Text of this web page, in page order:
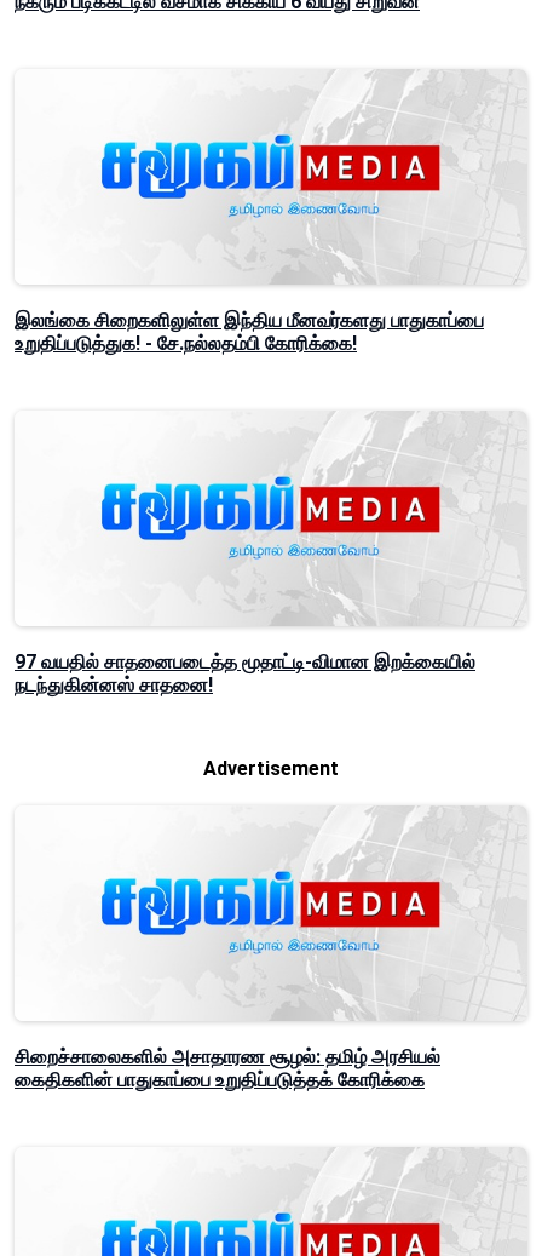
இலங்கை சிறைகளிலுள்ள இந்திய மீனவர்களது பாதுகாப்பை
உறுதிப்படுத்துக! - சே.நல்லதம்பி கோரிக்கை!
97 வயதில் சாதனைபடைத்த மூதாட்டி-விமான இறக்கையில்
நடந்துகின்னஸ் சாதனை!
Advertisement
சிறைச்சாலைகளில் அசாதாரண சூழல்: தமிழ் அரசியல்
கைதிகளின் பாதுகாப்பை உறுதிப்படுத்தக் கோரிக்கை